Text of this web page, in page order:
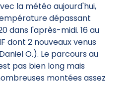
la météo aujourd'hui,
dépassant
dans l'après-midi. 16 au
dont 2 nouveaux venus
O.). Le parcours au
pas bien long mais
montées assez